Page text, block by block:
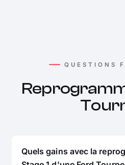
QUESTIONS
Quels gains avec la